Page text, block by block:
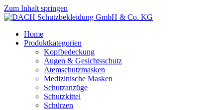
Zum Inhalt springen
Home
Produktkategorien
Kopfbedeckung
Augen & Gesichtsschutz
Atemschutzmasken
Medizinische Masken
Schutzanzüge
Schutzkittel
Schürzen